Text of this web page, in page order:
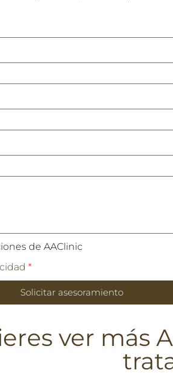
de AAClinic
*
Solicitar asesoramiento
ver más